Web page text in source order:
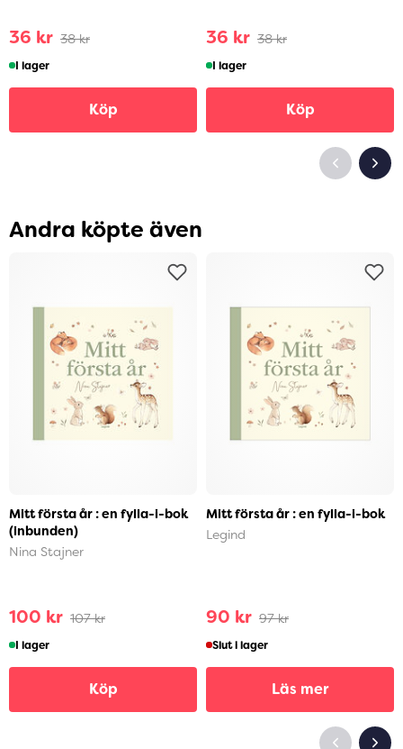
36 kr 38 kr
I lager
Köp
36 kr 38 kr
I lager
Köp
Andra köpte även
Mitt första år : en fylla-i-bok
(inbunden)
Nina Stajner
100 kr 107 kr
I lager
Köp
Mitt första år : en fylla-i-bok
Legind
90 kr 97 kr
Slut i lager
Läs mer